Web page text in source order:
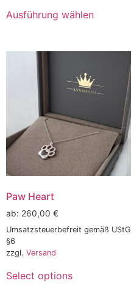
Ausführung wählen
Paw Heart
ab: 260,00 €
Umsatzsteuerbefreit gemäß UStG
§6
zzgl. Versand
Select options